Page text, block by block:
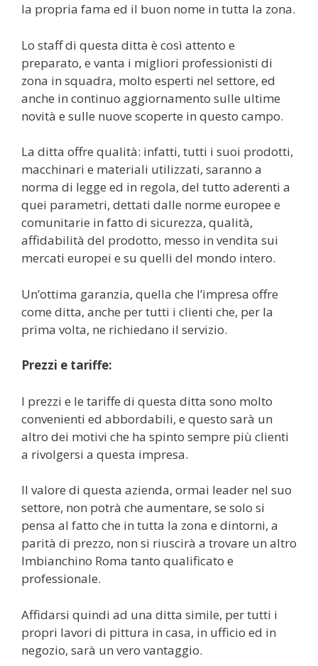
la propria fama ed il buon nome in tutta la zona.
Lo staff di questa ditta è così attento e
preparato, e vanta i migliori professionisti di
zona in squadra, molto esperti nel settore, ed
anche in continuo aggiornamento sulle ultime
novità e sulle nuove scoperte in questo campo.
La ditta offre qualità: infatti, tutti i suoi prodotti,
macchinari e materiali utilizzati, saranno a
norma di legge ed in regola, del tutto aderenti a
quei parametri, dettati dalle norme europee e
comunitarie in fatto di sicurezza, qualità,
affidabilità del prodotto, messo in vendita sui
mercati europei e su quelli del mondo intero.
Un’ottima garanzia, quella che l’impresa offre
come ditta, anche per tutti i clienti che, per la
prima volta, ne richiedano il servizio.
Prezzi e tariffe:
I prezzi e le tariffe di questa ditta sono molto
convenienti ed abbordabili, e questo sarà un
altro dei motivi che ha spinto sempre più clienti
a rivolgersi a questa impresa.
Il valore di questa azienda, ormai leader nel suo
settore, non potrà che aumentare, se solo si
pensa al fatto che in tutta la zona e dintorni, a
parità di prezzo, non si riuscirà a trovare un altro
Imbianchino Roma tanto qualificato e
professionale.
Affidarsi quindi ad una ditta simile, per tutti i
propri lavori di pittura in casa, in ufficio ed in
negozio, sarà un vero vantaggio.